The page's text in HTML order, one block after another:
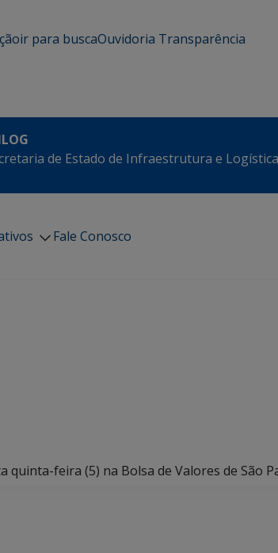
ir para buscaOuvidoria Transparência
de Estado de Infraestrutura e Logística
Fale Conosco
quinta-feira (5) na Bolsa de Valores de São